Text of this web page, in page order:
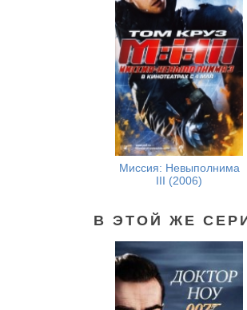
Миссия: Невыполнима
III (2006)
В ЭТОЙ ЖЕ